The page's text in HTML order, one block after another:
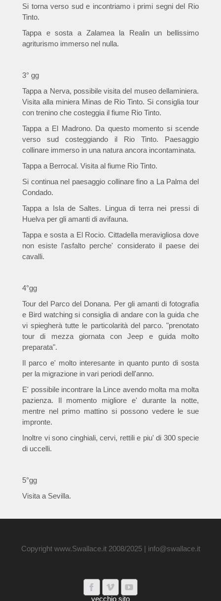
Si torna verso sud e incontriamo i primi segni del Rio
Tinto.
Tappa e sosta a Zalamea la Realin un bellissimo
agriturismo immerso nel nulla.
3° gg
Tappa a Nerva, possibile visita del museo dellaminiera.
Visita alla miniera Minas de Rio Tinto. Si consiglia tour
con trenino che costeggia il fiume Rio Tinto.
Tappa a El Madrono. Da questo momento si scende
verso sud costeggiando il Rio Tinto. Paesaggio
collinare immerso in una natura ancora incontaminata.
Tappa a Berrocal. Visita al fiume Rio Tinto.
Si continua nel paesaggio collinare fino a La Palma del
Condado.
Tappa a Isla de Saltes. Lingua di terra nei pressi di
Huelva per gli amanti di avifauna.
Tappa e sosta a El Rocio. Cittadella meravigliosa dove
non esiste l'asfalto perche' considerato il paese dei
cavalli.
4°gg
Tour del Parco del Donana. Per gli amanti di fotografia
e Bird watching si consiglia di andare con la guida che
vi spiegherà tutte le particolarità del parco. "prenotato
tour di mezza giornata con Jeep e guida molto
preparata".
Il parco e' molto interesante in quanto punto di sosta
per la migrazione in vari periodi dell'anno.
E' possibile incontrare la Lince avendo molta ma molta
pazienza. Il momento migliore e' durante la notte,
mentre nel primo mattino si possono vedere le sue
impronte.
Inoltre vi sono cinghiali, cervi, rettili e piu' di 300 specie
di uccelli.
5°gg
Visita a Sevilla.
Copyright www.Swallace.it 2008/2025 | info@swallace.it
vecchio sito